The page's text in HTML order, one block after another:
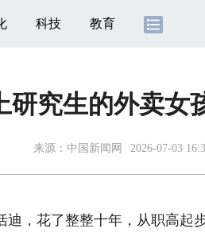
科技 教育
研究生的外卖女
来源： 中国新闻网 2026-07-03
，花了整整十年，从职高起